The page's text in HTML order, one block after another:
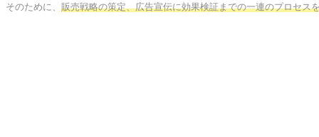
そのために、 販売戦略の策定、広告宣伝に効果検証までの一連のプロセス